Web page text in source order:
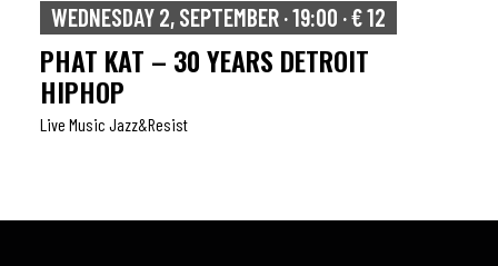
WEDNESDAY 2, SEPTEMBER · 19:00 · € 12
PHAT KAT – 30 YEARS DETROIT
HIPHOP
Live Music Jazz&resist